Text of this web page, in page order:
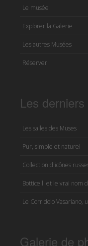
Le musée
Explorer la Galerie
Les autres Musées
Réserver
Les
Les salles des Muses
Pur, simple et naturel
Collection d'icônes
Botticelli et le vrai nom
Le Corridoio Vasariano,
Galerie de